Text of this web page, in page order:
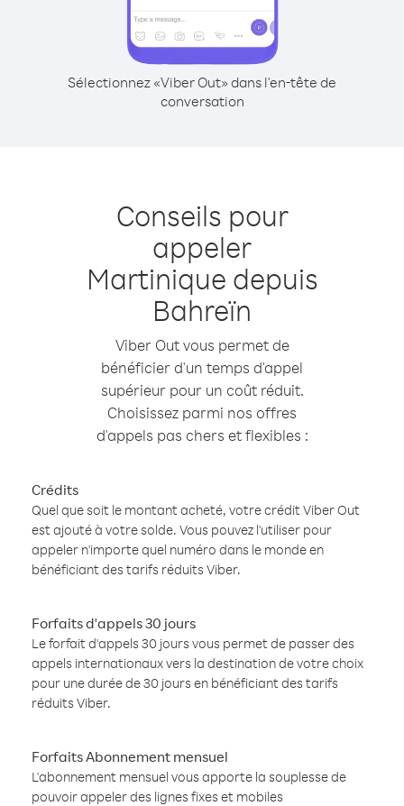
Sélectionnez «Viber Out» dans l'en-tête de
conversation
Conseils pour
appeler
Martinique depuis
Bahreïn
Viber Out vous permet de
bénéficier d'un temps d'appel
supérieur pour un coût réduit.
Choisissez parmi nos offres
d'appels pas chers et flexibles :
Crédits
Quel que soit le montant acheté, votre crédit Viber Out
est ajouté à votre solde. Vous pouvez l'utiliser pour
appeler n'importe quel numéro dans le monde en
bénéficiant des tarifs réduits Viber.
Forfaits d'appels 30 jours
Le forfait d'appels 30 jours vous permet de passer des
appels internationaux vers la destination de votre choix
pour une durée de 30 jours en bénéficiant des tarifs
réduits Viber.
Forfaits Abonnement mensuel
L'abonnement mensuel vous apporte la souplesse de
pouvoir appeler des lignes fixes et mobiles